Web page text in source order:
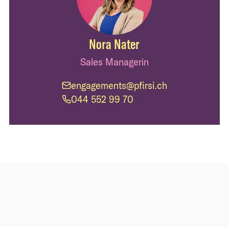
Nora Nater
Sales Managerin
engagements@pfirsi.ch
044 552 99 70